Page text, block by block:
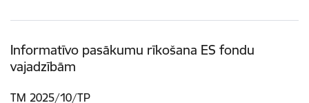
Informatīvo pasākumu rīkošana ES fondu
vajadzībām
TM 2025/10/TP